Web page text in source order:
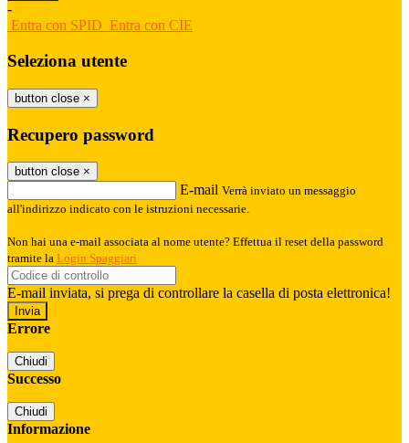
-
Entra con SPID Entra con CIE
Seleziona utente
button close ×
Recupero password
button close ×
E-mail Verrà inviato un messaggio
all'indirizzo indicato con le istruzioni necessarie.
Non hai una e-mail associata al nome utente? Effettua il reset della password
tramite la Login Spaggiari
E-mail inviata, si prega di controllare la casella di posta elettronica!
Errore
Chiudi
Successo
Chiudi
Informazione